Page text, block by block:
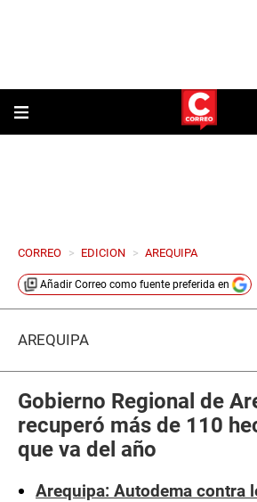
CORREO > EDICION > AREQUIPA
Añadir Correo como fuente preferida en
AREQUIPA
Gobierno Regional de
recuperó más de 110
que va del año
Arequipa: Autodema contra